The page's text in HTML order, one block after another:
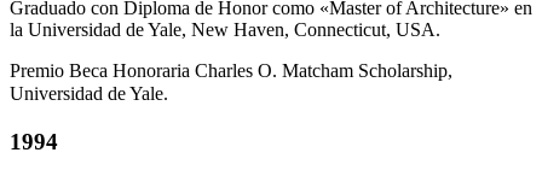
Graduado con Diploma de Honor como «Master of Architecture» en
la Universidad de Yale, New Haven, Connecticut, USA.
Premio Beca Honoraria Charles O. Matcham Scholarship,
Universidad de Yale.
1994